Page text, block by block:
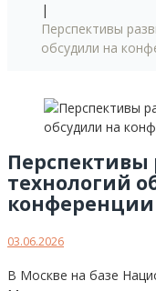
|
Перспективы
обсудили на
технологий
03.06.2026
В Москве на базе